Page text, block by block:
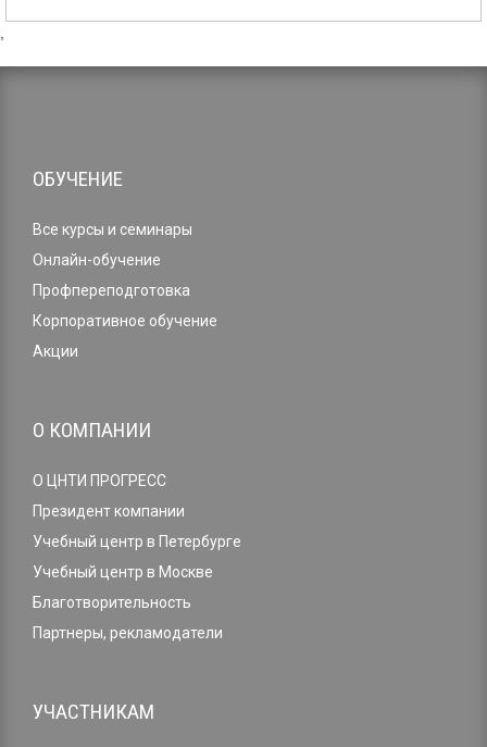
ОБУЧЕНИЕ
Все курсы и семинары
Онлайн-обучение
Профпереподготовка
Корпоративное обучение
Акции
О КОМПАНИИ
О ЦНТИ ПРОГРЕСС
Президент компании
Учебный центр в Петербурге
Учебный центр в Москве
Благотворительность
Партнеры, рекламодатели
УЧАСТНИКАМ